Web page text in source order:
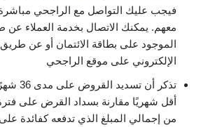
فيجب عليك التواصل مع الراجحي
معهم. يمكنك الاتصال بخدمة العملاء عن
الموجود على بطاقة الائتمان أو عن
الإلكتروني على موقع الراجحي
تذكر
أقل شهريًا مقارنة بسداد القرض على
من إجمالي المبلغ الذي تدفعه كفائدة